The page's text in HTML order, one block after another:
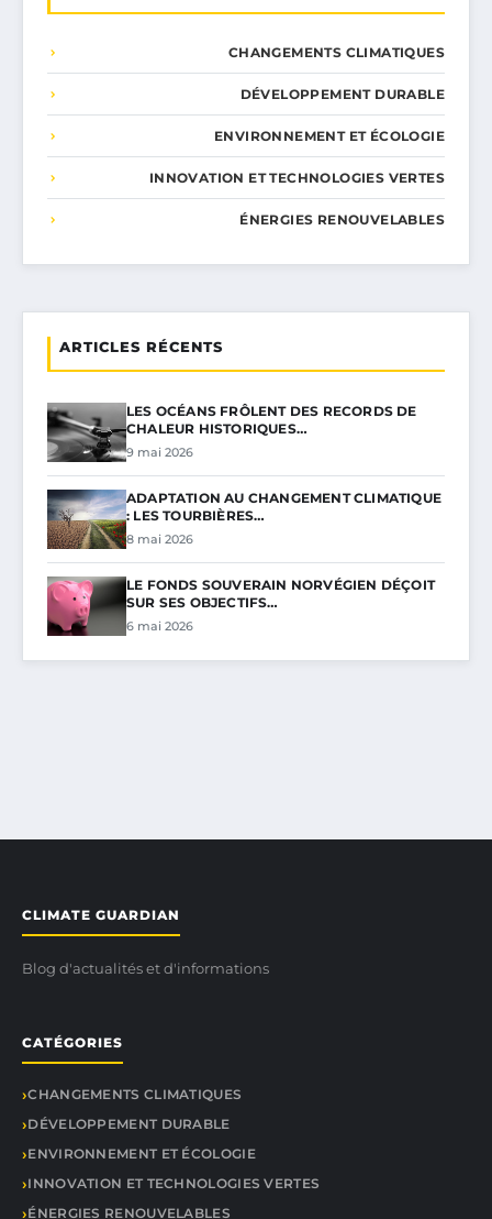
CHANGEMENTS CLIMATIQUES
DÉVELOPPEMENT DURABLE
ENVIRONNEMENT ET ÉCOLOGIE
INNOVATION ET TECHNOLOGIES VERTES
ÉNERGIES RENOUVELABLES
ARTICLES RÉCENTS
LES OCÉANS FRÔLENT DES RECORDS DE
CHALEUR HISTORIQUES…
9 mai 2026
ADAPTATION AU CHANGEMENT CLIMATIQUE
: LES TOURBIÈRES…
8 mai 2026
LE FONDS SOUVERAIN NORVÉGIEN DÉÇOIT
SUR SES OBJECTIFS…
6 mai 2026
CLIMATE GUARDIAN
Blog d'actualités et d'informations
CATÉGORIES
CHANGEMENTS CLIMATIQUES
DÉVELOPPEMENT DURABLE
ENVIRONNEMENT ET ÉCOLOGIE
INNOVATION ET TECHNOLOGIES VERTES
ÉNERGIES RENOUVELABLES